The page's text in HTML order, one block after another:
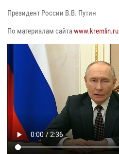
Президент России В.В. Путин
По материалам сайтаwww.kremlin.ru